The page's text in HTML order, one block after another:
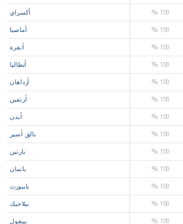
أكسراي %100
أماصيا %100
أنقرة %100
أنطاليا %100
أرداهان %100
أرتفين %100
أيدن %100
بالق أسير %100
بارتين %100
باتمان %100
بايبورت %100
بيلاجيك %100
بينغول %100